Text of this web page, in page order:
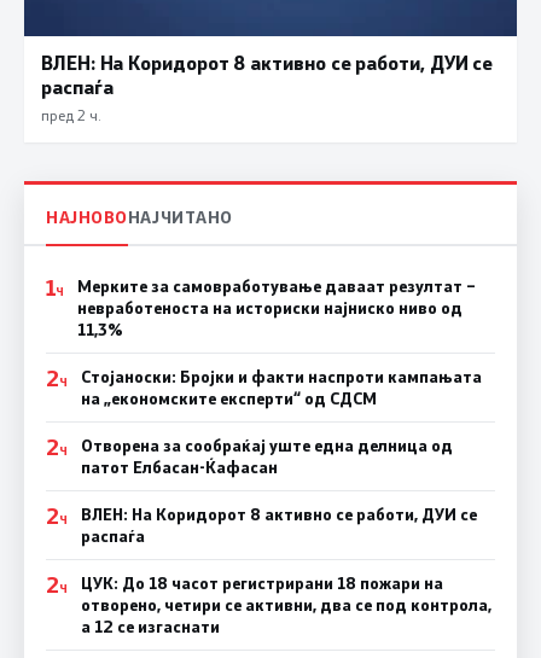
ВЛЕН: На Коридорот 8 активно се работи, ДУИ се
распаѓа
пред 2 ч.
НАЈНОВОНАЈЧИТАНО
1Ч
Мерките за самовработување даваат резултат –
невработеноста на историски најниско ниво од
11,3%
2Ч
Стојаноски: Бројки и факти наспроти кампањата
на „економските експерти“ од СДСM
2Ч
Отворена за сообраќај уште една делница од
патот Елбасан-Ќафасан
2Ч
ВЛЕН: На Коридорот 8 активно се работи, ДУИ се
распаѓа
2Ч
ЦУК: До 18 часот регистрирани 18 пожари на
отворено, четири се активни, два се под контрола,
а 12 се изгаснати